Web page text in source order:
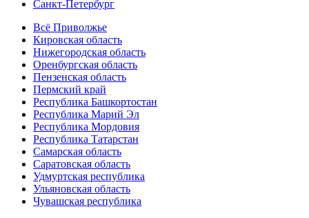
Санкт-Петербург
Всё Приволжье
Кировская область
Нижегородская область
Оренбургская область
Пензенская область
Пермский край
Республика Башкортостан
Республика Марий Эл
Республика Мордовия
Республика Татарстан
Самарская область
Саратовская область
Удмуртская республика
Ульяновская область
Чувашская республика